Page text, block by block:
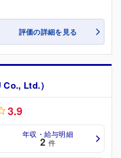
評価の詳細を見る
Ltd.）
3.9
年収・給与明細
2 件